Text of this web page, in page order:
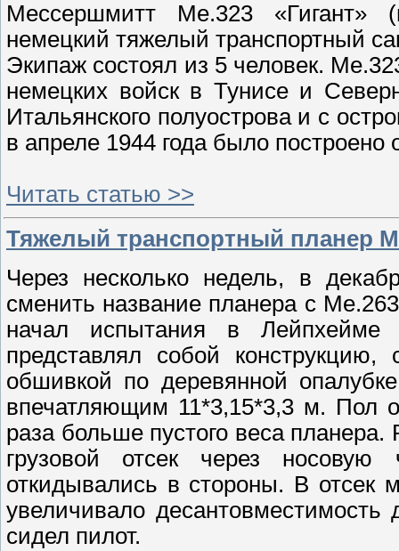
Мессершмитт Me.323
немецкий тяжелый транспортный
Экипаж состоял из 5 человек.
немецких войск в Тунисе и
Итальянского полуострова и с
в апреле 1944 года было
Читать статью >>
Тяжелый транспортный планер
Через несколько недель, в
сменить название планера с
начал испытания в Лейпхейме
представлял собой
обшивкой по деревянной
впечатляющим 11*3,15*3,3 м. Пол
раза больше пустого веса
грузовой отсек через
откидывались в стороны. В отсек
увеличивало
сидел пилот.